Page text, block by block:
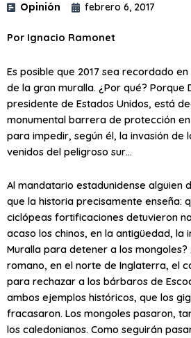
Opinión febrero 6, 2017
Por Ignacio Ramonet
Es posible que 2017 sea recordado
de la gran muralla. ¿Por qué? Porque
presidente de Estados Unidos, está
monumental barrera de protección
para impedir, según él, la invasión de
venidos del peligroso sur…
Al mandatario estadunidense alguien
que la historia precisamente enseña:
ciclópeas fortificaciones detuvieron
acaso los chinos, en la antigüedad, la
Muralla para detener a los
romano, en el norte de Inglaterra, el
para rechazar a los bárbaros de
ambos ejemplos históricos, que los
fracasaron. Los mongoles pasaron,
los caledonianos. Como seguirán